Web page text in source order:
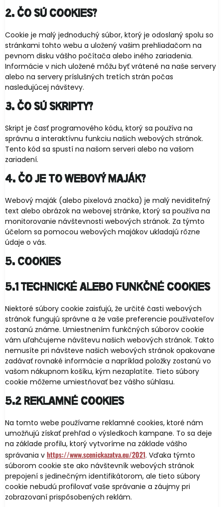
2. Čo sú cookies?
Cookie je malý jednoduchý súbor, ktorý je odoslaný spolu so
stránkami tohto webu a uložený vašim prehliadačom na
pevnom disku vášho počítača alebo iného zariadenia.
Informácie v nich uložené môžu byť vrátené na naše servery
alebo na servery príslušných tretích strán počas
nasledujúcej návštevy.
3. Čo sú skripty?
Skript je časť programového kódu, ktorý sa používa na
správnu a interaktívnu funkciu našich webových stránok.
Tento kód sa spustí na našom serveri alebo na vašom
zariadení.
4. Čo je to webový maják?
Webový maják (alebo pixelová značka) je malý neviditeľný
text alebo obrázok na webovej stránke, ktorý sa používa na
monitorovanie návštevnosti webových stránok. Za týmto
účelom sa pomocou webových majákov ukladajú rôzne
údaje o vás.
5. Cookies
5.1 Technické alebo funkčné cookies
Niektoré súbory cookie zaisťujú, že určité časti webových
stránok fungujú správne a že vaše preferencie používateľov
zostanú známe. Umiestnením funkčných súborov cookie
vám uľahčujeme návštevu našich webových stránok. Takto
nemusíte pri návšteve našich webových stránok opakovane
zadávať rovnaké informácie a napríklad položky zostanú vo
vašom nákupnom košíku, kým nezaplatíte. Tieto súbory
cookie môžeme umiestňovať bez vášho súhlasu.
5.2 Reklamné cookies
Na tomto webe používame reklamné cookies, ktoré nám
umožňujú získať prehľad o výsledkoch kampane. To sa deje
na základe profilu, ktorý vytvoríme na základe vášho
správania v https://www.scenickazatva.eu/2021. Vďaka týmto
súborom cookie ste ako návštevník webových stránok
prepojení s jedinečným identifikátorom, ale tieto súbory
cookie nebudú profilovať vaše správanie a záujmy pri
zobrazovaní prispôsobených reklám.